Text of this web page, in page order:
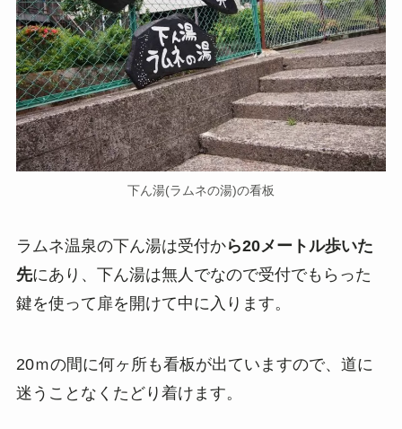
下ん湯(ラムネの湯)の看板
ラムネ温泉の下ん湯は受付から20メートル歩いた
先にあり、下ん湯は無人でなので受付でもらった
鍵を使って扉を開けて中に入ります。
20ｍの間に何ヶ所も看板が出ていますので、道に
迷うことなくたどり着けます。